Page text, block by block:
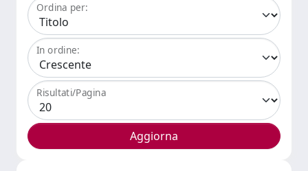
Ordina per:
In ordine:
Risultati/Pagina